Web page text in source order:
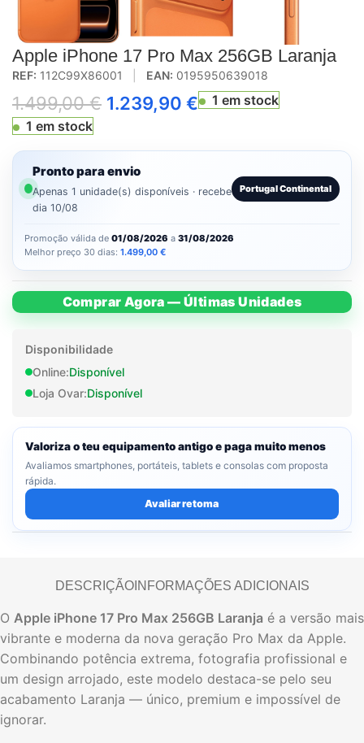
Apple iPhone 17 Pro Max 256GB Laranja
REF: 112C99X86001 EAN: 0195950639018
1.499,00€ 1.239,90 €
1 em stock
1 em stock
Pronto para envio
Apenas 1 unidade(s) disponíveis · recebe
dia 10/08
Portugal Continental
Promoção válida de 01/08/2026 a 31/08/2026
Melhor preço 30 dias: 1.499,00 €
Comprar Agora — Últimas Unidades
Disponibilidade
Online:Disponível
Loja Ovar:Disponível
Valoriza o teu equipamento antigo e paga muito menos
Avaliamos smartphones, portáteis, tablets e consolas com proposta
rápida.
Avaliar retoma
DESCRIÇÃOINFORMAÇÕES ADICIONAIS
O Apple iPhone 17 Pro Max 256GB Laranja é a versão mais
vibrante e moderna da nova geração Pro Max da Apple.
Combinando potência extrema, fotografia profissional e
um design arrojado, este modelo destaca-se pelo seu
acabamento Laranja — único, premium e impossível de
ignorar.